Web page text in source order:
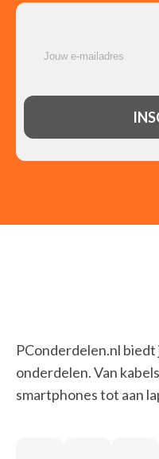
PConderdelen.nl
onderdelen. Van
smartphones tot aan